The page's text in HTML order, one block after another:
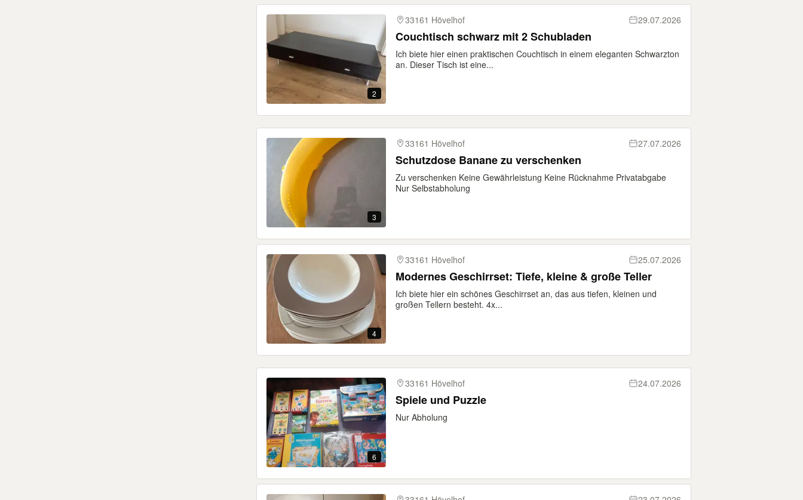
2
33161 Hövelhof 29.07.2026
Couchtisch schwarz mit 2 Schubladen
Ich biete hier einen praktischen Couchtisch in einem eleganten Schwarzton
an. Dieser Tisch ist eine...
3
33161 Hövelhof 27.07.2026
Schutzdose Banane zu verschenken
Zu verschenken Keine Gewährleistung Keine Rücknahme Privatabgabe
Nur Selbstabholung
4
33161 Hövelhof 25.07.2026
Modernes Geschirrset: Tiefe, kleine & große Teller
Ich biete hier ein schönes Geschirrset an, das aus tiefen, kleinen und
großen Tellern besteht. 4x...
6
33161 Hövelhof 24.07.2026
Spiele und Puzzle
Nur Abholung